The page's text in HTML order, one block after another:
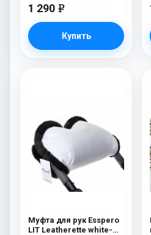
1 290 e
Купить
Муфта для рук Esspero
LIT Leatherette white-